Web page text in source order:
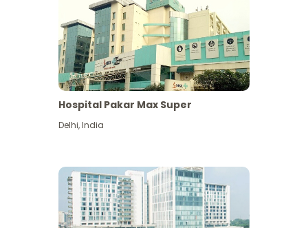
Hospital Pakar Max Super
Delhi,India